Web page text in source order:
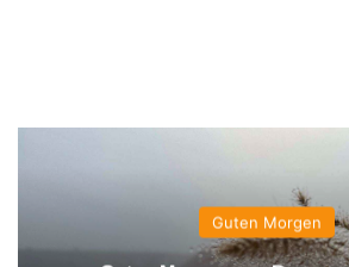
Guten Morgen